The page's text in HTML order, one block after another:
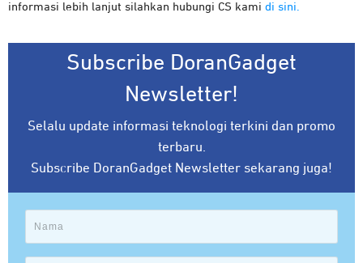
informasi lebih lanjut silahkan hubungi CS kami di sini.
Subscribe DoranGadget
Newsletter!
Selalu update informasi teknologi terkini dan promo
terbaru.
Subscribe DoranGadget Newsletter sekarang juga!